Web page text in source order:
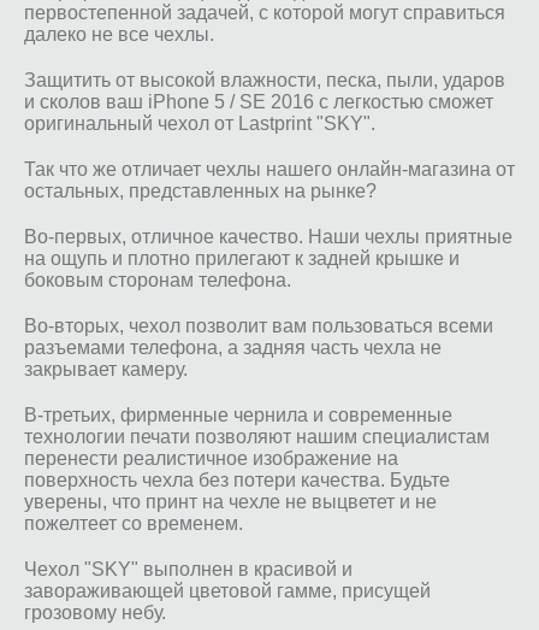
первостепенной задачей, с которой могут справиться
далеко не все чехлы.
Защитить от высокой влажности, песка, пыли, ударов
и сколов ваш iPhone 5 / SE 2016 с легкостью сможет
оригинальный чехол от Lastprint "SKY".
Так что же отличает чехлы нашего онлайн-магазина от
остальных, представленных на рынке?
Во-первых, отличное качество. Наши чехлы приятные
на ощупь и плотно прилегают к задней крышке и
боковым сторонам телефона.
Во-вторых, чехол позволит вам пользоваться всеми
разъемами телефона, а задняя часть чехла не
закрывает камеру.
В-третьих, фирменные чернила и современные
технологии печати позволяют нашим специалистам
перенести реалистичное изображение на
поверхность чехла без потери качества. Будьте
уверены, что принт на чехле не выцветет и не
пожелтеет со временем.
Чехол "SKY" выполнен в красивой и
завораживающей цветовой гамме, присущей
грозовому небу.